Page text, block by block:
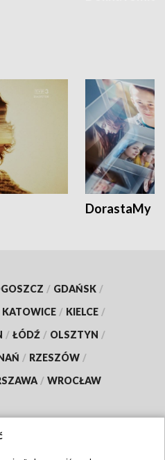
DorastaMy
/ GDAŃSK /
KATOWICE / KIELCE /
/ ŁÓDŹ / OLSZTYN /
/ RZESZÓW /
/ WROCŁAW